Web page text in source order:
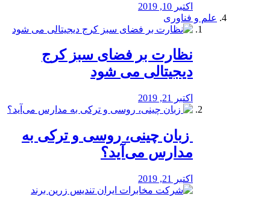
اکتبر 10, 2019
علم و فناوری
نظارت بر فضای سبز کرج
دیجیتالی می شود
اکتبر 21, 2019
️ زبان چینی، روسی و ترکی به
مدارس می‌آید؟
اکتبر 21, 2019